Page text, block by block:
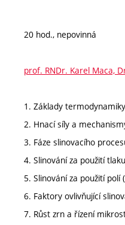
20 hod., nepovinná
prof. RNDr. Karel Maca,
1. Základy
2. Hnací síly a
3. Fáze slinovacího
4. Slinování za použití
5. Slinování za použití
6. Faktory ovlivňující
7. Růst zrn a řízení